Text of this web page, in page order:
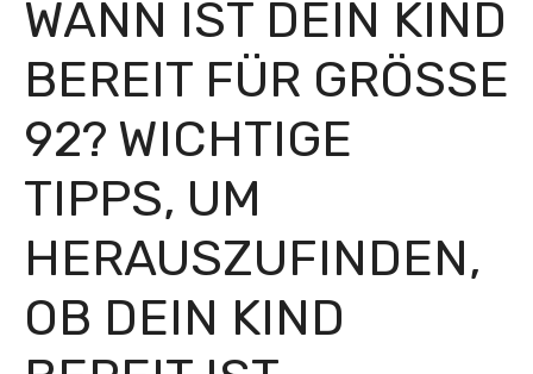
WANN IST DEIN KIND
BEREIT FÜR GRÖSSE 9
2? WICHTIGE T
IPPS, UM H
ERAUSZUFINDEN, O
B DEIN KIND B